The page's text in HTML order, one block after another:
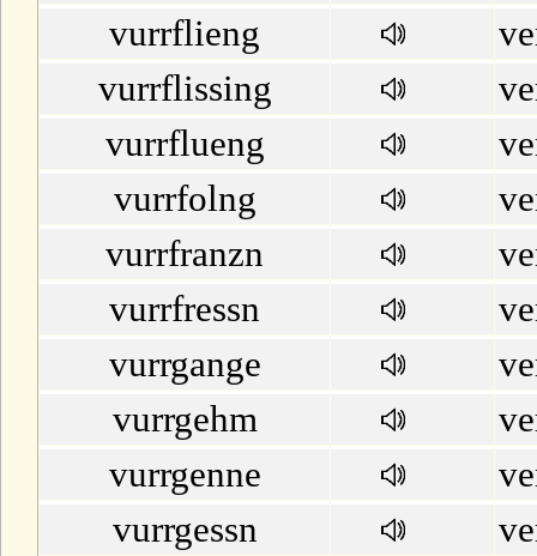
vurrflieng
vurrflissing
vurrflueng
vurrfolng
vurrfranzn
vurrfressn
vurrgange
vurrgehm
vurrgenne
vurrgessn